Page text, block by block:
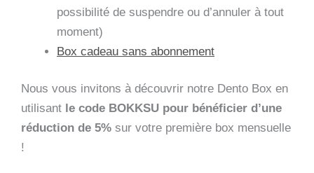
possibilité de suspendre ou d’annuler à tout
moment)
Box cadeau sans abonnement
Nous vous invitons à découvrir notre Dento Box en
utilisant le code BOKKSU pour bénéficier d’une
réduction de 5% sur votre première box mensuelle
!